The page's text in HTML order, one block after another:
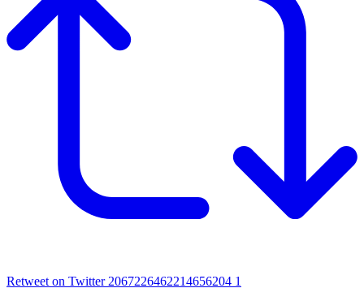
Retweet on Twitter 2067226462214656204 1